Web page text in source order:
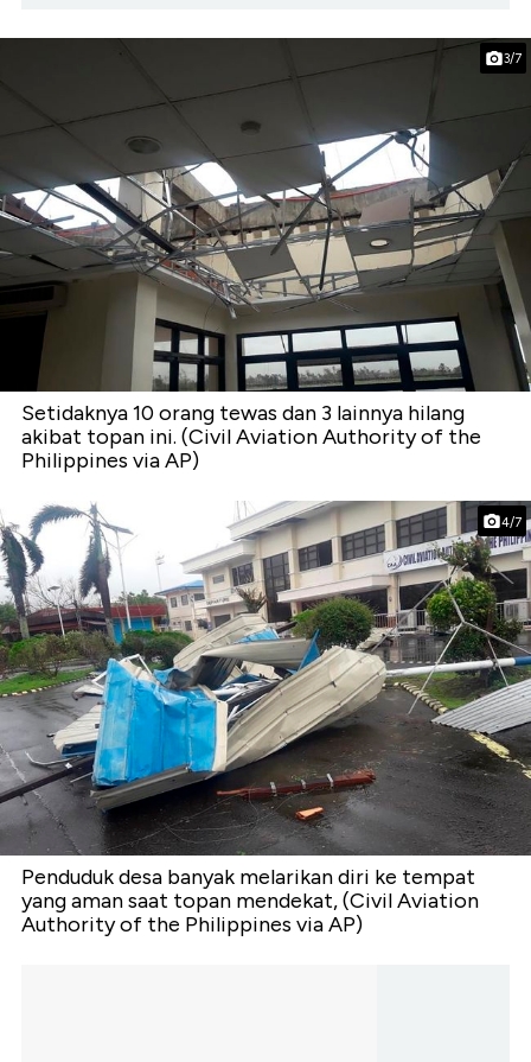
3/7
Setidaknya 10 orang tewas dan 3 lainnya hilang
akibat topan ini. (Civil Aviation Authority of the
Philippines via AP)
4/7
Penduduk desa banyak melarikan diri ke tempat
yang aman saat topan mendekat, (Civil Aviation
Authority of the Philippines via AP)